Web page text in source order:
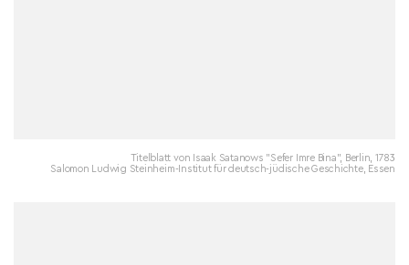
Titelblatt von Isaak Satanows "Sefer Imre Bina", Berlin, 1783
Salomon Ludwig Steinheim-Institut für deutsch-jüdische Geschichte, Essen